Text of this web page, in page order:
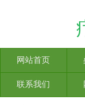
网站首页
联系我们